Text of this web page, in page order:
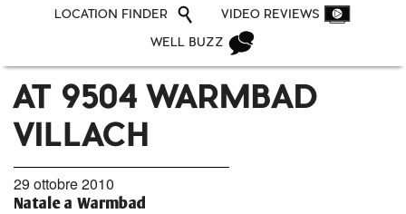
LOCATION FINDER VIDEO REVIEWS
WELL BUZZ
AT 9504 WARMBAD
VILLACH
29 ottobre 2010
Natale a Warmbad